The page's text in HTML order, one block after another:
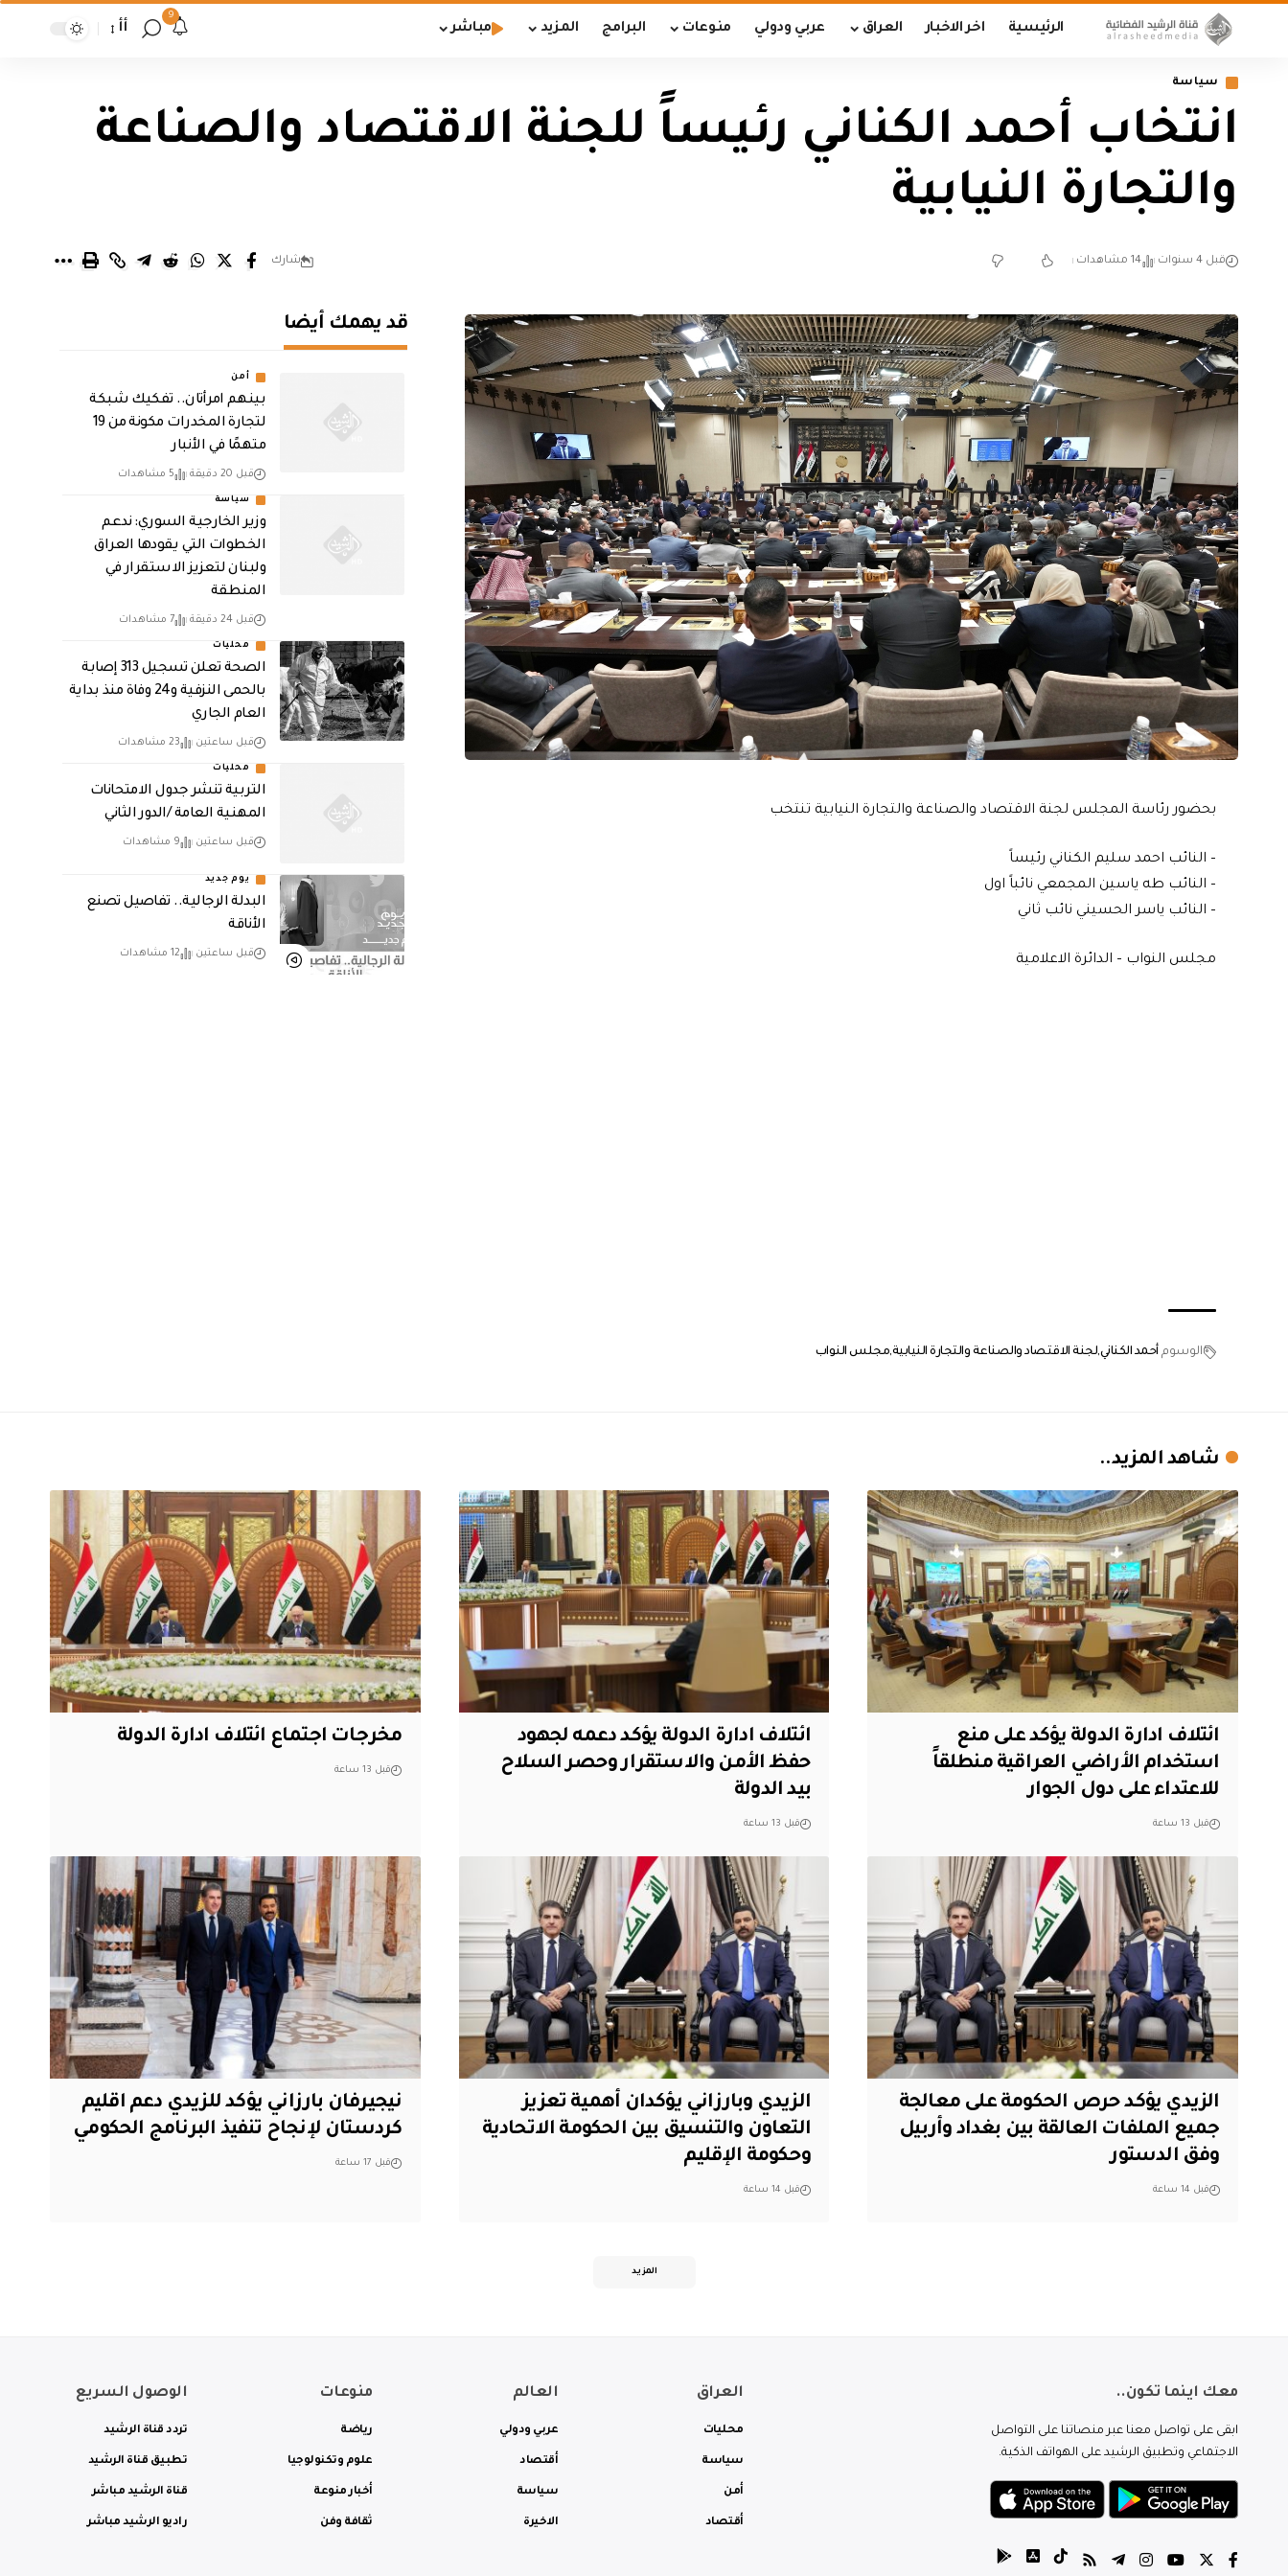
الرئيسية اخر الاخبار العراق عربي ودولي منوعات البرامج المزيد مباشر
9
أأ
سياسة
انتخاب أحمد الكناني رئيساً للجنة الاقتصاد والصناعة
والتجارة النيابية
قبل 4 سنوات 14 مشاهدات شارك
بحضور رئاسة المجلس لجنة الاقتصاد والصناعة والتجارة النيابية تنتخب
– النائب احمد سليم الكناني رئيساً
– النائب طه ياسين المجمعي نائباً اول
– النائب ياسر الحسيني نائب ثاني
مجلس النواب – الدائرة الاعلامية
الوسوم أحمد الكناني لجنة الاقتصاد والصناعة والتجارة النيابية مجلس النواب
قد يهمك أيضا
أمن
بينهم امرأتان.. تفكيك شبكة
لتجارة المخدرات مكونة من 19
متهمًا في الأنبار
قبل 20 دقيقة 5 مشاهدات
سياسة
وزير الخارجية السوري: ندعم
الخطوات التي يقودها العراق
ولبنان لتعزيز الاستقرار في
المنطقة
قبل 24 دقيقة 7 مشاهدات
محليات
الصحة تعلن تسجيل 313 إصابة
بالحمى النزفية و24 وفاة منذ بداية
العام الجاري
قبل ساعتين 23 مشاهدات
محليات
التربية تنشر جدول الامتحانات
المهنية العامة /الدور الثاني
قبل ساعتين 9 مشاهدات
يوم جديد
البدلة الرجالية.. تفاصيل تصنع
الأناقة
قبل ساعتين 12 مشاهدات
شاهد المزيد..
ائتلاف ادارة الدولة يؤكد على منع
استخدام الأراضي العراقية منطلقاً
للاعتداء على دول الجوار
قبل 13 ساعة
ائتلاف ادارة الدولة يؤكد دعمه لجهود
حفظ الأمن والاستقرار وحصر السلاح
بيد الدولة
قبل 13 ساعة
مخرجات اجتماع ائتلاف ادارة الدولة
قبل 13 ساعة
الزيدي يؤكد حرص الحكومة على معالجة
جميع الملفات العالقة بين بغداد وأربيل
وفق الدستور
قبل 14 ساعة
الزيدي وبارزاني يؤكدان أهمية تعزيز
التعاون والتنسيق بين الحكومة الاتحادية
وحكومة الإقليم
قبل 14 ساعة
نيجيرفان بارزاني يؤكد للزيدي دعم اقليم
‏كردستان لإنجاح تنفيذ البرنامج الحكومي
قبل 17 ساعة
المزيد
معك اينما تكون..
ابقى على تواصل معنا عبر منصاتنا على التواصل
الاجتماعي وتطبيق الرشيد على الهواتف الذكية.
العراق
محليات
سياسة
أمن
أقتصاد
العالم
عربي ودولي
أقتصاد
سياسة
الاخيرة
منوعات
رياضة
علوم وتكنولوجيا
أخبار منوعة
ثقافة وفن
الوصول السريع
تردد قناة الرشيد
تطبيق قناة الرشيد
قناة الرشيد مباشر
راديو الرشيد مباشر